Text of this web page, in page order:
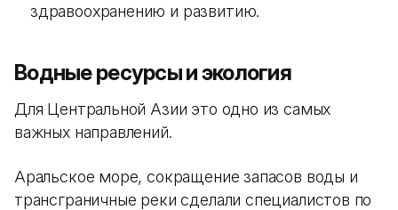
здравоохранению и развитию.
Водные ресурсы и экология
Для Центральной Азии это одно из самых
важных направлений.
Аральское море, сокращение запасов воды и
трансграничные реки сделали специалистов по